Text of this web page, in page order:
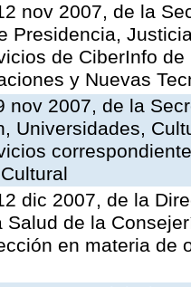
nov 2007, de la
Presidencia,
de CiberInfo
y Nuevas
nov 2007, de la
Universidades,
dic 2007, de la
Salud de la
en materia de